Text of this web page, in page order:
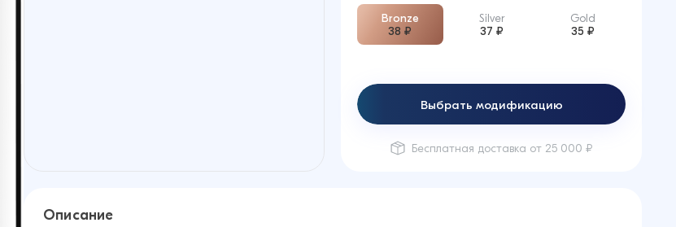
Bronze
38 ₽
Silver
37 ₽
Gold
35 ₽
Выбрать модификацию
Бесплатная доставка от 25 000 ₽
Описание